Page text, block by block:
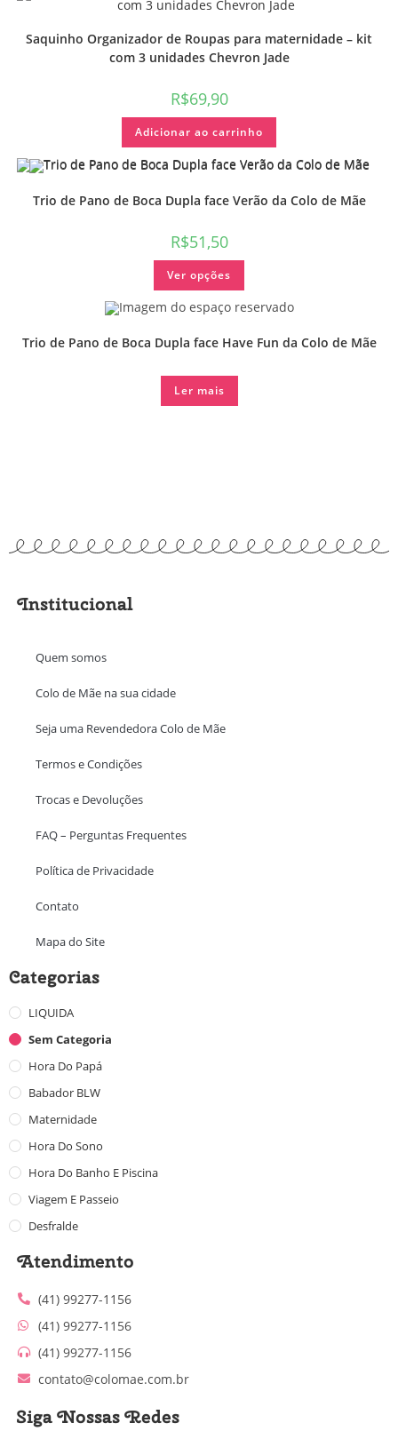
Saquinho Organizador de Roupas para maternidade – kit
com 3 unidades Chevron Jade
R$69,90
Adicionar ao carrinho
Trio de Pano de Boca Dupla face Verão da Colo de Mãe
R$51,50
Ver opções
Trio de Pano de Boca Dupla face Have Fun da Colo de Mãe
Ler mais
Institucional
Quem somos
Colo de Mãe na sua cidade
Seja uma Revendedora Colo de Mãe
Termos e Condições
Trocas e Devoluções
FAQ – Perguntas Frequentes
Política de Privacidade
Contato
Mapa do Site
Categorias
LIQUIDA
Sem Categoria
Hora Do Papá
Babador BLW
Maternidade
Hora Do Sono
Hora Do Banho E Piscina
Viagem E Passeio
Desfralde
Atendimento
(41) 99277-1156
(41) 99277-1156
(41) 99277-1156
contato@colomae.com.br
Siga Nossas Redes